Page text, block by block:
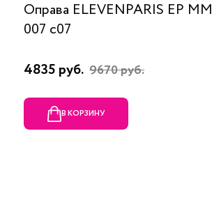
Оправа ELEVENPARIS EP MM
007 c07
4835 руб. 9670 руб.
В КОРЗИНУ